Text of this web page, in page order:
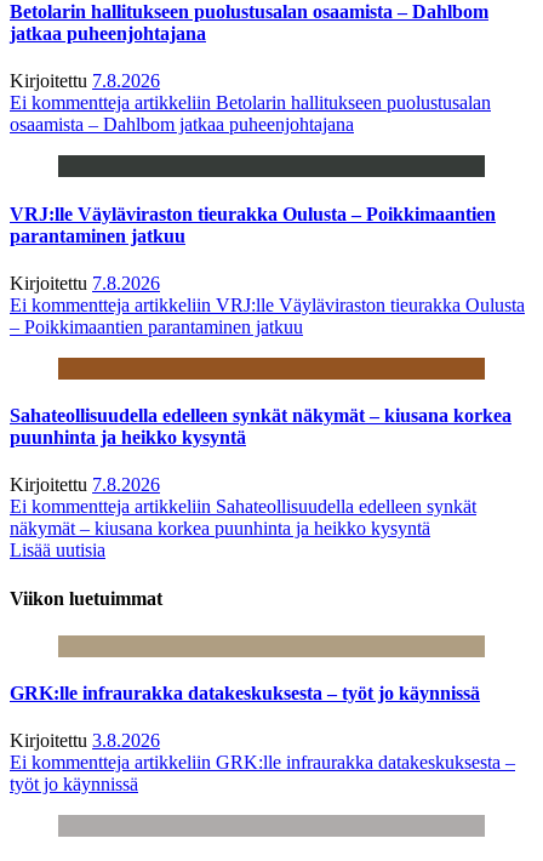
Betolarin hallitukseen puolustusalan osaamista – Dahlbom
jatkaa puheenjohtajana
Kirjoitettu 7.8.2026
Ei kommentteja artikkeliin Betolarin hallitukseen puolustusalan
osaamista – Dahlbom jatkaa puheenjohtajana
VRJ:lle Väyläviraston tieurakka Oulusta – Poikkimaantien
parantaminen jatkuu
Kirjoitettu 7.8.2026
Ei kommentteja artikkeliin VRJ:lle Väyläviraston tieurakka Oulusta
– Poikkimaantien parantaminen jatkuu
Sahateollisuudella edelleen synkät näkymät – kiusana korkea
puunhinta ja heikko kysyntä
Kirjoitettu 7.8.2026
Ei kommentteja artikkeliin Sahateollisuudella edelleen synkät
näkymät – kiusana korkea puunhinta ja heikko kysyntä
Lisää uutisia
Viikon luetuimmat
GRK:lle infraurakka datakeskuksesta – työt jo käynnissä
Kirjoitettu 3.8.2026
Ei kommentteja artikkeliin GRK:lle infraurakka datakeskuksesta –
työt jo käynnissä